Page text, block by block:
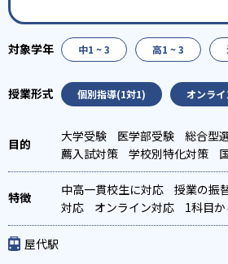
中1 ~ 3 高1 ~ 3
個別指導(1対1) オンラ
大学受験 医学部受験 総合型
薦入試対策
学校別特化対策
対策
共通テスト対策
中高一貫校生に対応
授業の振
対応
オンライン対応 1科目
講習のみの受講可
自習室あり
屋代駅